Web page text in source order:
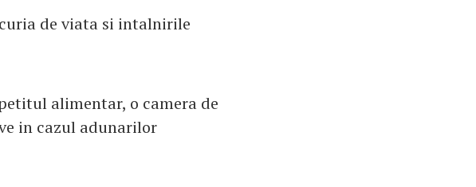
de viata si intalnirile
alimentar, o camera de
in cazul adunarilor